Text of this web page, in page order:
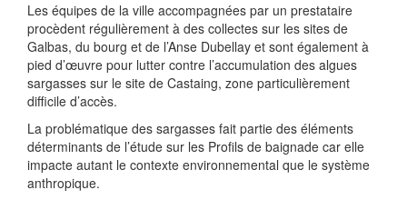
Les équipes de la ville accompagnées par un prestataire
procèdent régulièrement à des collectes sur les sites de
Galbas, du bourg et de l’Anse Dubellay et sont également à
pied d’œuvre pour lutter contre l’accumulation des algues
sargasses sur le site de Castaing, zone particulièrement
difficile d’accès.
La problématique des sargasses fait partie des éléments
déterminants de l’étude sur les Profils de baignade car elle
impacte autant le contexte environnemental que le système
anthropique.